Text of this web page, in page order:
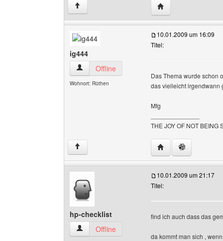
↑ Website dieses
ig444
ig444 Benutzer-Profile anzeigen
Offline
Wohnort: Rüthen
10.01.2009 um 16:09
Titel:
Das Thema wurde schon
das vielleicht irgendwann
Mfg
THE JOY OF NOT BEING
↑ Website dieses
hp-checklist
hp-checklist Benutzer-Profile anzeigen
Offline
10.01.2009 um 21:17
Titel:
find ich auch dass das
da kommt man sich ,